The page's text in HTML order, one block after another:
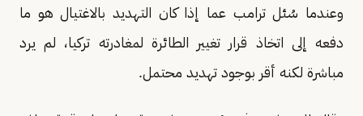
وعندما سُئل ترامب عما إذا كان التهديد بالاغتيال هو ما
دفعه إلى اتخاذ قرار تغيير الطائرة لمغادرته تركيا، لم يرد
مباشرة لكنه أقر بوجود تهديد محتمل.